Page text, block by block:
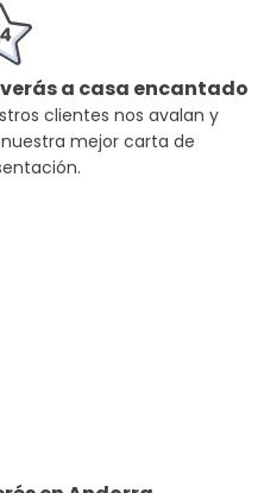
a casa encantado
clientes nos avalan y
mejor carta de